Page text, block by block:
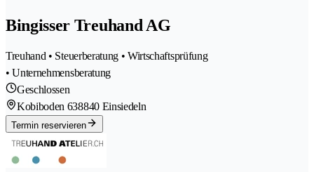
Bingisser Treuhand AG
Treuhand • Steuerberatung • Wirtschaftsprüfung
• Unternehmensberatung
Geschlossen
Kobiboden 638840 Einsiedeln
Termin reservieren